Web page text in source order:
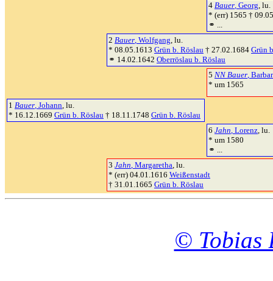
4 Bauer, Georg, lu.
* (err) 1565 †
⚭ ...
2 Bauer, Wolfgang, lu.
* 08.05.1613 Grün b. Röslau † 27.02.1684 Grün
⚭ 14.02.1642 Oberröslau b. Röslau
5 NN Bauer,
* um 1565
1 Bauer, Johann, lu.
* 16.12.1669 Grün b. Röslau † 18.11.1748 Grün b. Röslau
6 Jahn, Lorenz, lu.
* um 1580
⚭ ...
3 Jahn, Margaretha, lu.
* (err) 04.01.1616 Weißenstadt
† 31.01.1665 Grün b. Röslau
© Tobias